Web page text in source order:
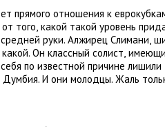
прямого отношения к
от того, какой такой уровень
руки. Алжирец Слимани,
какой. Он классный солист,
по известной причине лишили
И они молодцы. Жаль